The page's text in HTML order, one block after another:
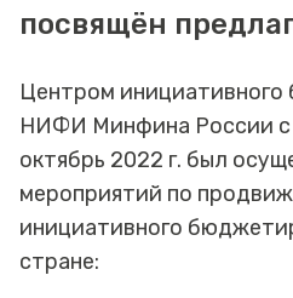
посвящён
Центром
НИФИ Минфина России с
октябрь 2022 г. был
мероприятий по
инициативного
стране: